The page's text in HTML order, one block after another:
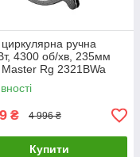
ручна
4300 об/хв, 235мм
Rg 2321BWa
₴ 4 996 ₴
Купити